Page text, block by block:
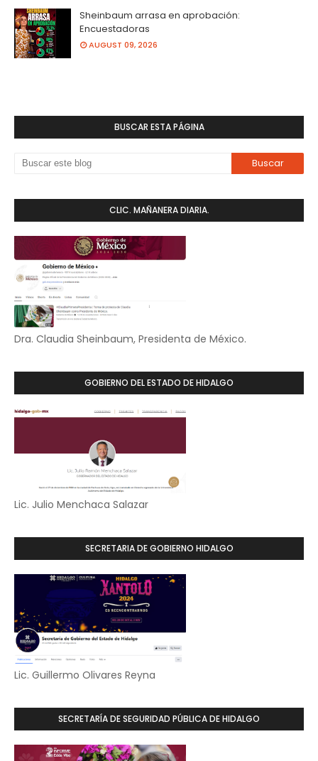
Sheinbaum arrasa en aprobación:
Encuestadoras
AUGUST 09, 2026
BUSCAR ESTA PÁGINA
CLIC. MAÑANERA DIARIA.
Dra. Claudia Sheinbaum, Presidenta de México.
GOBIERNO DEL ESTADO DE HIDALGO
Lic. Julio Menchaca Salazar
SECRETARIA DE GOBIERNO HIDALGO
Lic. Guillermo Olivares Reyna
SECRETARÍA DE SEGURIDAD PÚBLICA DE HIDALGO